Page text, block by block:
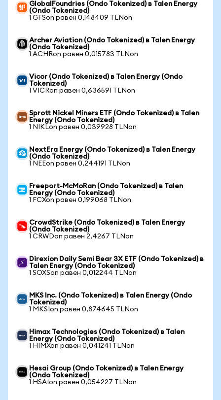
GlobalFoundries (Ondo Tokenized) в Talen Energy
(Ondo Tokenized)
1 GFSon равен 0,148409 TLNon
Archer Aviation (Ondo Tokenized) в Talen Energy
(Ondo Tokenized)
1 ACHRon равен 0,015783 TLNon
Vicor (Ondo Tokenized) в Talen Energy (Ondo
Tokenized)
1 VICRon равен 0,636591 TLNon
Sprott Nickel Miners ETF (Ondo Tokenized) в Talen
Energy (Ondo Tokenized)
1 NIKLon равен 0,039928 TLNon
NextEra Energy (Ondo Tokenized) в Talen Energy
(Ondo Tokenized)
1 NEEon равен 0,244191 TLNon
Freeport-McMoRan (Ondo Tokenized) в Talen
Energy (Ondo Tokenized)
1 FCXon равен 0,199068 TLNon
CrowdStrike (Ondo Tokenized) в Talen Energy
(Ondo Tokenized)
1 CRWDon равен 2,4267 TLNon
Direxion Daily Semi Bear 3X ETF (Ondo Tokenized) в
Talen Energy (Ondo Tokenized)
1 SOXSon равен 0,012244 TLNon
MKS Inc. (Ondo Tokenized) в Talen Energy (Ondo
Tokenized)
1 MKSIon равен 0,874645 TLNon
Himax Technologies (Ondo Tokenized) в Talen
Energy (Ondo Tokenized)
1 HIMXon равен 0,041241 TLNon
Hesai Group (Ondo Tokenized) в Talen Energy
(Ondo Tokenized)
1 HSAIon равен 0,054227 TLNon